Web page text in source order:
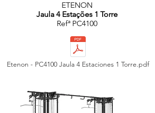
ETENON
Jaula 4 Estações 1 Torre
Refª PC4100
Etenon - PC4100 Jaula 4 Estaciones 1 Torre.pdf